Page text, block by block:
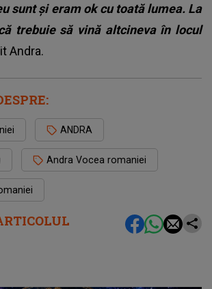
sunt și eram ok cu toată lumea. La
trebuie să vină altcineva în locul
Andra.
ANDRA
Andra Vocea romaniei